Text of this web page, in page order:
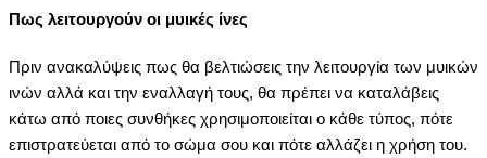
Πως λειτουργούν οι μυικές ίνες
Πριν ανακαλύψεις πως θα βελτιώσεις την λειτουργία των μυικών
ινών αλλά και την εναλλαγή τους, θα πρέπει να καταλάβεις
κάτω από ποιες συνθήκες χρησιμοποιείται ο κάθε τύπος, πότε
επιστρατεύεται από το σώμα σου και πότε αλλάζει η χρήση του.